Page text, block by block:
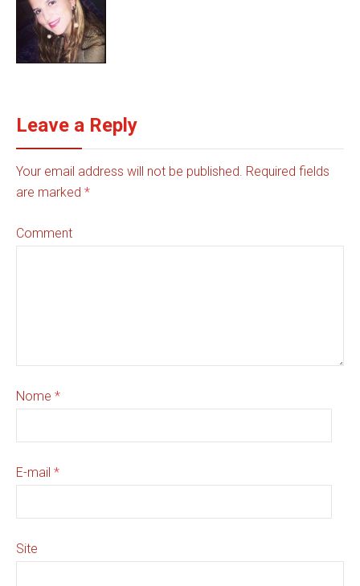
Leave a Reply
Your email address will not be published. Required fields
are marked *
Comment
Nome *
E-mail *
Site